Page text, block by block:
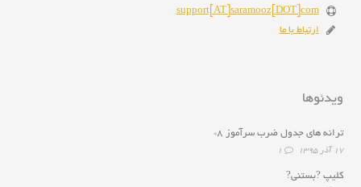
support[AT]saramooz[DOT]com
ارتباط با ما
ویدئوها
ترانه هاى جدول ضرب سرآموز ۸*
۱۷ آذر ۱۳۹۵ 1
کلیپ ?بستنی?